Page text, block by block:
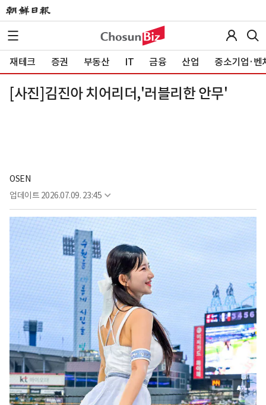
재테크 증권 부동산 IT 금융 산업 중소기업·벤
[사진]김진아 치어리더,'러블리한 안무'
OSEN
업데이트 2026.07.09. 23:45